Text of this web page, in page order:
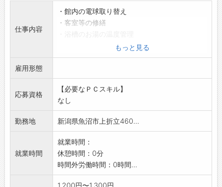
仕事内容
・館内の電球取り替え
・客室等の修繕
・ボイラー設備の管理等
未経験の方も経験者の方も歓迎。
ります。
あなたも仲間入りをしませんか?
変更範囲:その他会社が定める業務をお願いする
ことがあります。
もっと見る
雇用形態
応募資格
【必要なＰＣスキル】
なし
勤務地 新潟県魚沼市上折立460...
就業時間
就業時間：
休憩時間：0分
時間外労働時間：0時間...
1,200円〜1,300円